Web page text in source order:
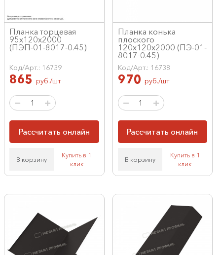
Планка торцевая
95х120х2000
(ПЭП-01-8017-0.45)
Код/Арт.: 16739
865 руб./шт
Рассчитать онлайн
В корзину
Купить в 1
клик
Планка конька
плоского
120х120х2000 (ПЭ-01-
8017-0.45)
Код/Арт.: 16738
970 руб./шт
Рассчитать онлайн
В корзину
Купить в 1
клик